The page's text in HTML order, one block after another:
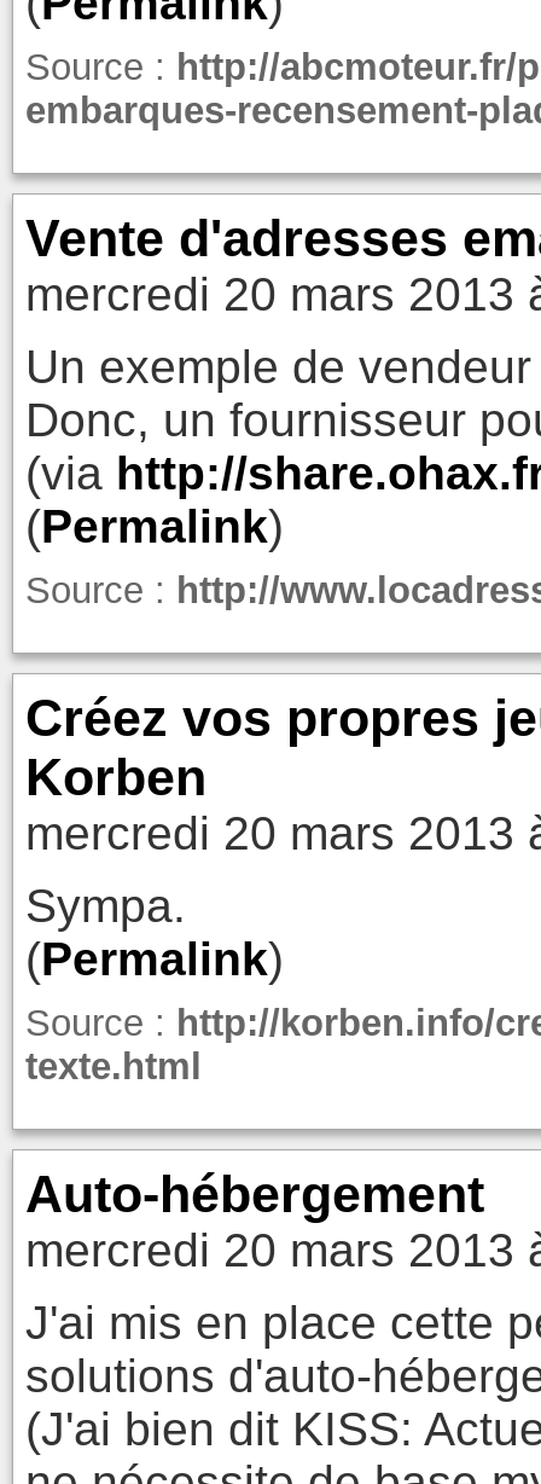
Source : http://abcmoteur.fr/
embarques-recensement-
Vente d'adresses
mercredi 20 mars 2013
Un exemple de
Donc, un fournisseur
(via http://
(Permalink)
Source : http://
Créez vos propres
Korben
mercredi 20 mars 2013
Sympa.
(Permalink)
Source : http://korben.info/
texte.html
Auto-hébergement
mercredi 20 mars 2013
J'ai mis en place cette
solutions d'auto-
(J'ai bien dit KISS: